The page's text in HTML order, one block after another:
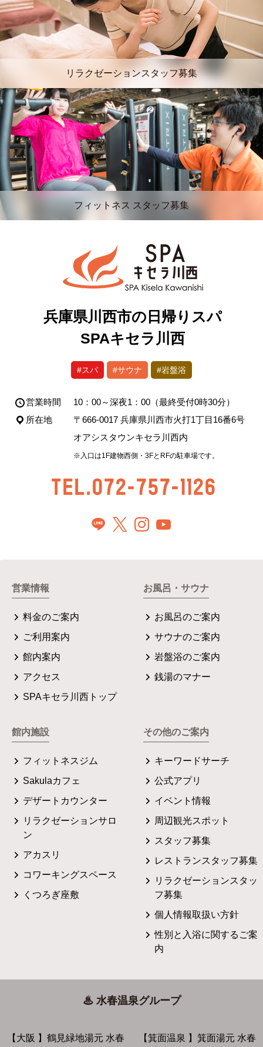
リラクゼーションスタッフ募集
フィットネス スタッフ募集
兵庫県川西市の日帰りスパ
SPAキセラ川西
#スパ #サウナ #岩盤浴
営業時間
10：00～深夜1：00（最終受付0時30分）
所在地
〒666-0017 兵庫県川西市火打1丁目16番6号
オアシスタウンキセラ川西内
※入口は1F建物西側・3FとRFの駐車場です。
TEL.072-757-1126
営業情報
料金のご案内
ご利用案内
館内案内
アクセス
SPAキセラ川西トップ
お風呂・サウナ
お風呂のご案内
サウナのご案内
岩盤浴のご案内
銭湯のマナー
館内施設
フィットネスジム
Sakulaカフェ
デザートカウンター
リラクゼーションサロ
ン
アカスリ
コワーキングスペース
くつろぎ座敷
その他のご案内
キーワードサーチ
公式アプリ
イベント情報
周辺観光スポット
スタッフ募集
レストランスタッフ募集
リラクゼーションスタッ
フ募集
個人情報取扱い方針
性別と入浴に関するご案
内
♨ 水春温泉グループ
【大阪 】鶴見緑地湯元 水春 【箕面温泉 】箕面湯元 水春